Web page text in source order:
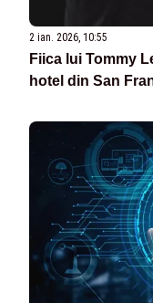
2 ian. 2026, 10:55
Fiica lui Tommy
hotel din San